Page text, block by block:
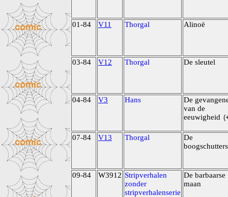
01-84 V11 Thorgal Alinoë
03-84 V12 Thorgal De sleutel
04-84 V3 Hans
De
van de
eeuwigheid
07-84 V13 Thorgal
De
boogschutters
09-84 W3912 Stripverhalen
zonder
stripverhalenserie
De barbaarse
maan